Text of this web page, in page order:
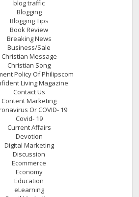
blog traffic
Blogging
Blogging Tips
Book Review
Breaking News
Business/Sale
Christian Message
Christian Song
Policy Of Philipscom
Living Magazine
Contact Us
Content Marketing
Or COVID- 19
Covid- 19
Current Affairs
Devotion
Digital Marketing
Discussion
Ecommerce
Economy
Education
eLearning